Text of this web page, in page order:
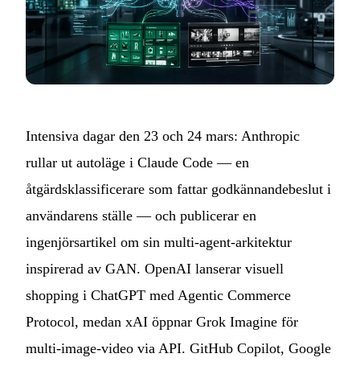
Intensiva dagar den 23 och 24 mars: Anthropic
rullar ut autoläge i Claude Code — en
åtgärdsklassificerare som fattar godkännandebeslut i
användarens ställe — och publicerar en
ingenjörsartikel om sin multi-agent-arkitektur
inspirerad av GAN. OpenAI lanserar visuell
shopping i ChatGPT med Agentic Commerce
Protocol, medan xAI öppnar Grok Imagine för
multi-image-video via API. GitHub Copilot, Google